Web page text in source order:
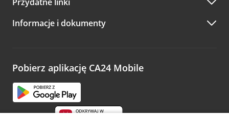
A po wizycie…
Zachęcamy do podzielenia się z nami opinią o wizycie.
opinie.
Informacje i dokumenty
Pobierz aplikację CA24 Mobile